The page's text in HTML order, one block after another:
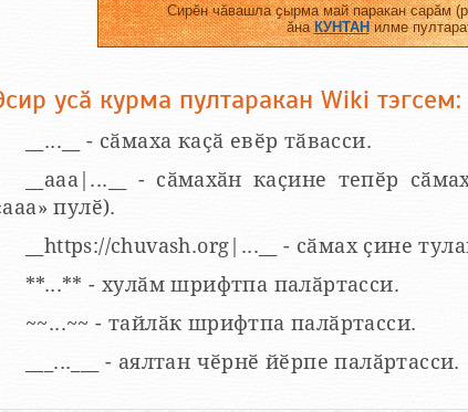
Сирӗн чӑвашла ҫырма май паракан сарӑм
ӑнаКУНТАНилме
усӑ курма пултаракан Wiki тэгсем:
__...__ - сӑмаха каҫӑ евӗр тӑвасси.
__aaa|...__ - сӑмахӑн каҫине тепӗр
пулӗ).
__https://chuvash.org|...__ - сӑмах ҫине
**...** - хулӑм шрифтпа палӑртасси.
~~...~~ - тайлӑк шрифтпа палӑртасси.
___...___ - аялтан чӗрнӗ йӗрпе палӑртасси.